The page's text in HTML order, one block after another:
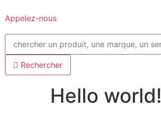
Appelez-nous
Rechercher
Hello world!